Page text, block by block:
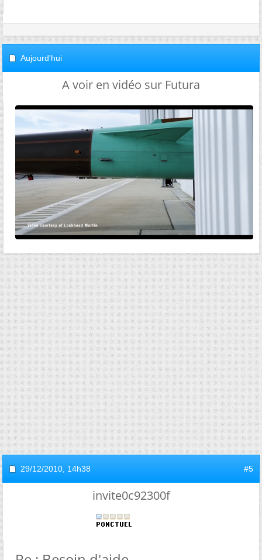
Aujourd'hui
A voir en vidéo sur Futura
29/12/2010, 14h38 #5
invite0c92300f